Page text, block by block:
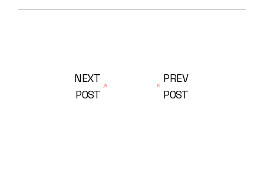
PREV
POST
NEXT
POST